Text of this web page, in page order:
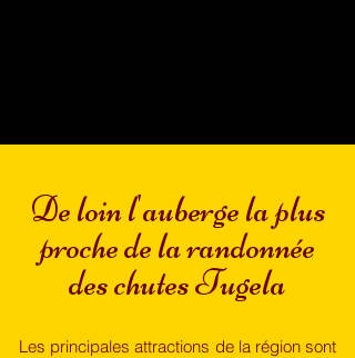
De loin l'auberge la plus
proche de la randonnée
des chutes Tugela
​Les principales attractions de la région sont